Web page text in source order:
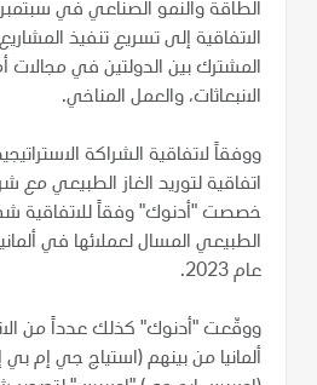
الاتفاقية إلى تسريع تنفيذ
المشترك بين الدولتين في مجالات
الانبعاثات، والعمل المناخي.
ووفقاً لاتفاقية الشراكة
اتفاقية لتوريد الغاز الطبيعي مع
خصصت "أدنوك" وفقاً للاتفاقية
الطبيعي المسال لعملائها في
عام 2023.
ووقّعت "أدنوك" كذلك عدداً من
ألمانيا من بينهم (استياج جي إم